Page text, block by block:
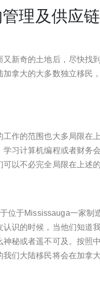
理及供应
新奇的土地后，尽快
拿大的大多数独立移
作的范围也大多局限
习计算机编程或者财
以不必完全局限在上
位于Mississauga一家
识的时候，当他们知
秘或者遥不可及。按
们大陆移民将会在加拿